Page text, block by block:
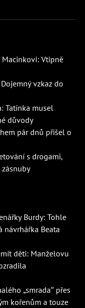
Macinkovi: Vtipně
vzkaz do
Tatínka musel
důvody
pár dnů přišel o
s drogami,
Burdy: Tohle
návrhářka Beata
děti: Manželovu
„smrada” přes
kořenům a touze